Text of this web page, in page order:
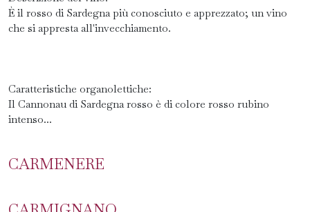
È il rosso di Sardegna più conosciuto e apprezzato; un vino
che si appresta all'invecchiamento.
Caratteristiche organolettiche:
Il Cannonau di Sardegna rosso è di colore rosso rubino
intenso...
CARMENERE